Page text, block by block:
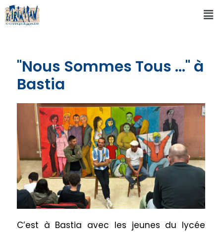
"Nous Sommes Tous ..." à
Bastia
C’est à Bastia avec les jeunes du lycée